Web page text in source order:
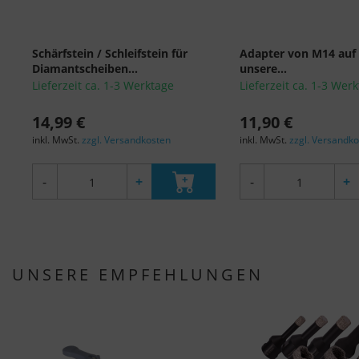
Schärfstein / Schleifstein für
Diamantscheiben...
Lieferzeit ca. 1-3 Werktage
14,99 €
inkl. MwSt. zzgl. Versandkosten
- +
Adapter von M14
unsere...
Lieferzeit ca. 1-3
11,90 €
inkl. MwSt. zzgl.
- +
UNSERE EMPFEHLUNGEN